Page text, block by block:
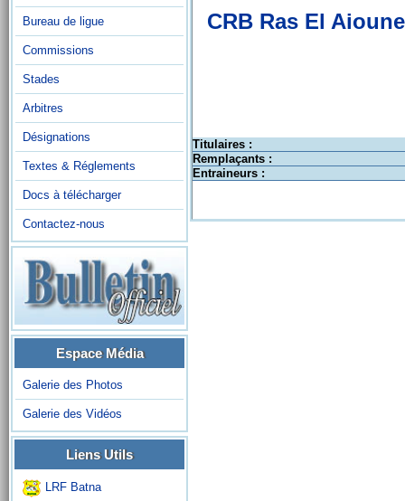
Bureau de ligue
Commissions
Stades
Arbitres
Désignations
Textes & Réglements
Docs à télécharger
Contactez-nous
Espace Média
Galerie des Photos
Galerie des Vidéos
Liens Utils
LRF Batna
CRB Ras El
Titulaires :
Remplaçants :
Entraineurs :